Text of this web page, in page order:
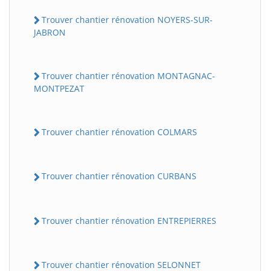
Trouver chantier rénovation NOYERS-SUR-
JABRON
Trouver chantier rénovation MONTAGNAC-
MONTPEZAT
Trouver chantier rénovation COLMARS
Trouver chantier rénovation CURBANS
Trouver chantier rénovation ENTREPIERRES
Trouver chantier rénovation SELONNET